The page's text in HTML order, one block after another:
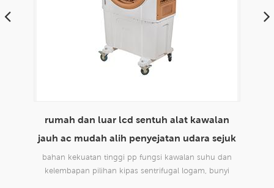
envirotech 8000cmh penggunaan rumah
domestik mudah alih penyejatan penyejatan
udara sejuk
reka bentuk baru, sesuai untuk semua jenis aplikasi
dalaman dan luaran, komersil dan perindustrian.